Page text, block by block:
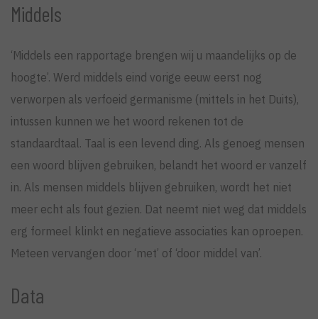
Middels
‘Middels een rapportage brengen wij u maandelijks op de
hoogte’. Werd middels eind vorige eeuw eerst nog
verworpen als verfoeid germanisme (mittels in het Duits),
intussen kunnen we het woord rekenen tot de
standaardtaal. Taal is een levend ding. Als genoeg mensen
een woord blijven gebruiken, belandt het woord er vanzelf
in. Als mensen middels blijven gebruiken, wordt het niet
meer echt als fout gezien. Dat neemt niet weg dat middels
erg formeel klinkt en negatieve associaties kan oproepen.
Meteen vervangen door ‘met’ of ‘door middel van’.
Data